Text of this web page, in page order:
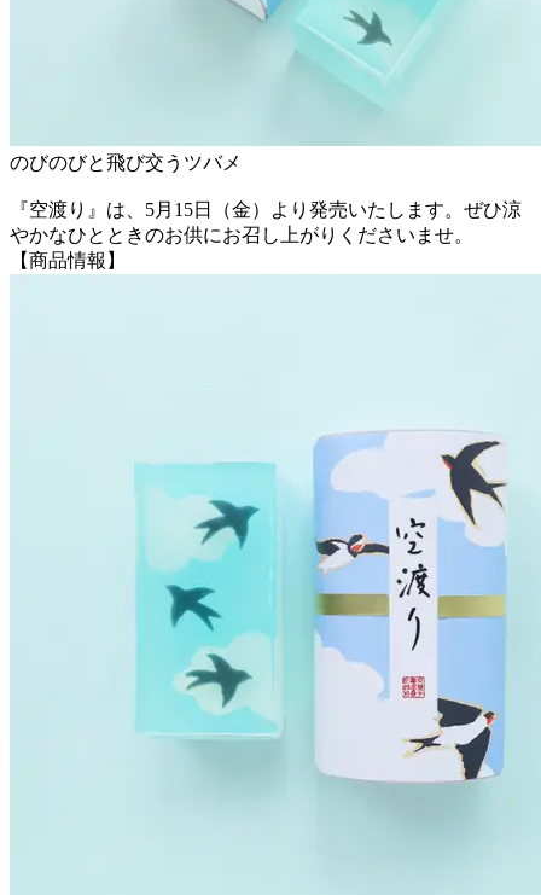
のびのびと飛び交うツバメ
『空渡り』は、5月15日（金）より発売いたします。ぜひ涼
やかなひとときのお供にお召し上がりくださいませ。
【商品情報】